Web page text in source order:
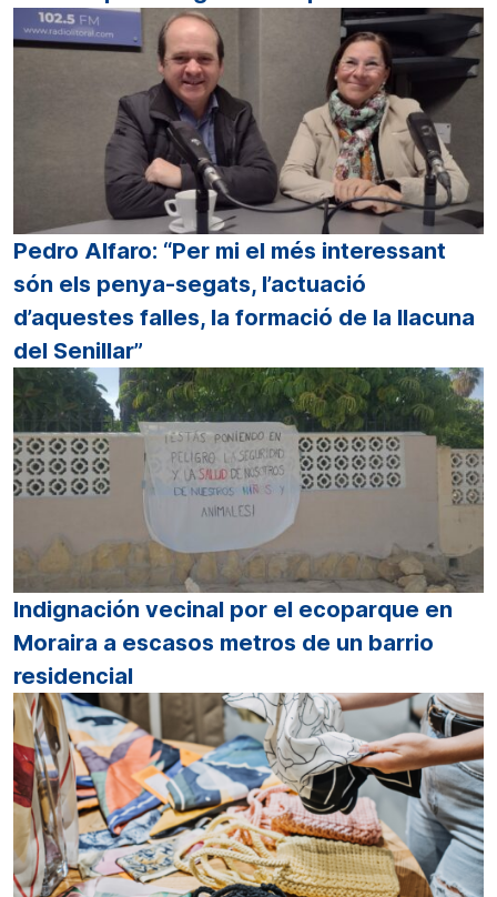
Pedro Alfaro: “Per mi el més interessant
són els penya-segats, l’actuació
d’aquestes falles, la formació de la llacuna
del Senillar”
Indignación vecinal por el ecoparque en
Moraira a escasos metros de un barrio
residencial